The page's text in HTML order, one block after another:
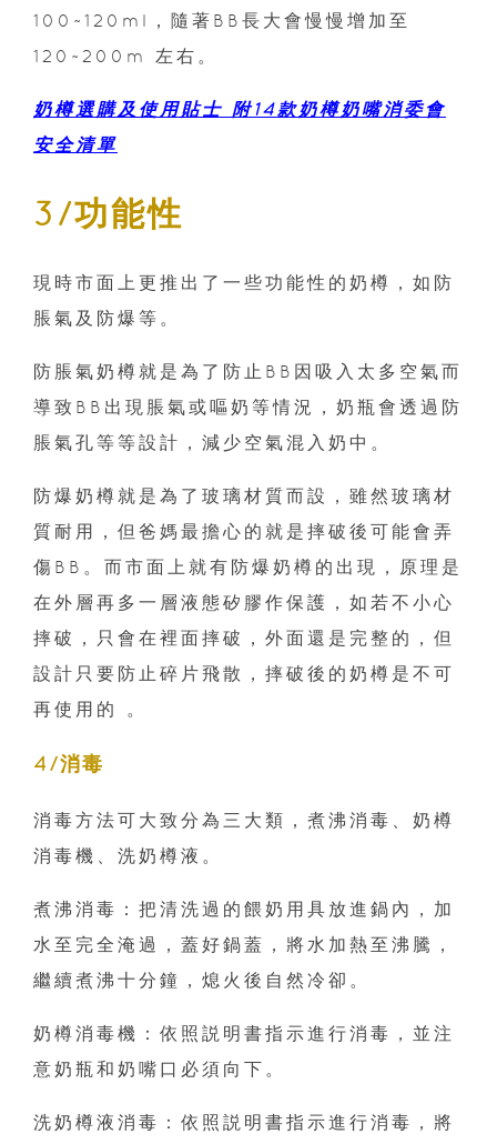
100~120ml，隨著BB長大會慢慢增加至
120~200m 左右。
奶樽選購及使用貼士 附14款奶樽奶嘴消委會
安全清單
3/功能性
現時市面上更推出了一些功能性的奶樽，如防
脹氣及防爆等。
防脹氣奶樽就是為了防止BB因吸入太多空氣而
導致BB出現脹氣或嘔奶等情況，奶瓶會透過防
脹氣孔等等設計，減少空氣混入奶中。
防爆奶樽就是為了玻璃材質而設，雖然玻璃材
質耐用，但爸媽最擔心的就是摔破後可能會弄
傷BB。而市面上就有防爆奶樽的出現，原理是
在外層再多一層液態矽膠作保護，如若不小心
摔破，只會在裡面摔破，外面還是完整的，但
設計只要防止碎片飛散，摔破後的奶樽是不可
再使用的 。
4/消毒
消毒方法可大致分為三大類，煮沸消毒、奶樽
消毒機、洗奶樽液。
煮沸消毒：把清洗過的餵奶用具放進鍋內，加
水至完全淹過，蓋好鍋蓋，將水加熱至沸騰，
繼續煮沸十分鐘，熄火後自然冷卻。
奶樽消毒機：依照説明書指示進行消毒，並注
意奶瓶和奶嘴口必須向下。
洗奶樽液消毒：依照説明書指示進行消毒，將